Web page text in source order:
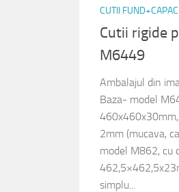
CUTII FUND+CAPAC
Cutii rigide
M6449
Ambalajul din
Baza- model
2mm (mucava,
model M862, cu
simplu...